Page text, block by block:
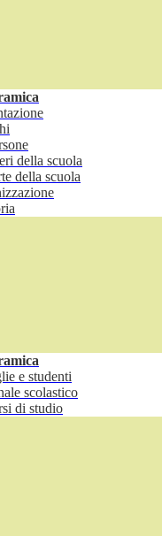
della scuola
della scuola
e studenti
scolastico
di studio